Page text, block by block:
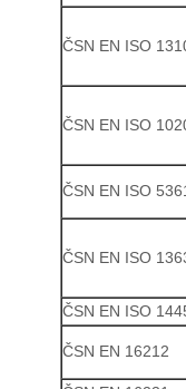
ČSN EN ISO
ČSN EN ISO
ČSN EN ISO
ČSN EN ISO
ČSN EN ISO
ČSN EN 16212